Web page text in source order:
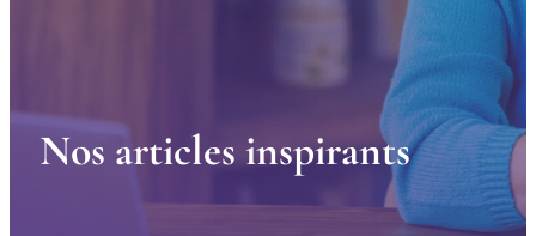
Nos articles inspirants